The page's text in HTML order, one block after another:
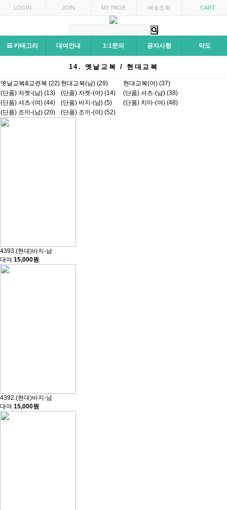
LOGIN JOIN MY PAGE 배송조회 CART
카테고리 대여안내 1:1문의 공지사항 약도
14. 옛날교복 / 현대교복
옛날교복&교련복 (22) 현대교복(남) (29)
현대교복(여) (37)
(단품) 자켓-(남) (13)
(단품) 자켓-(여) (14)
(단품) 셔츠-(남) (38)
(단품) 셔츠-(여) (44)
(단품) 바지-(남) (5)
(단품) 치마-(여) (48)
(단품) 조끼-(남) (20)
(단품) 조끼-(여) (52)
4393.(현대)바지-남
대여 15,000원
4392.(현대)바지-남
대여 15,000원